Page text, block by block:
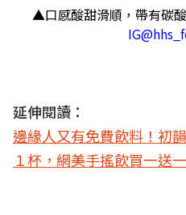
▲口感酸甜滑順，帶有碳
延伸閱讀：
邊緣人又有免費飲料！初
１杯，網美手搖飲買一送一